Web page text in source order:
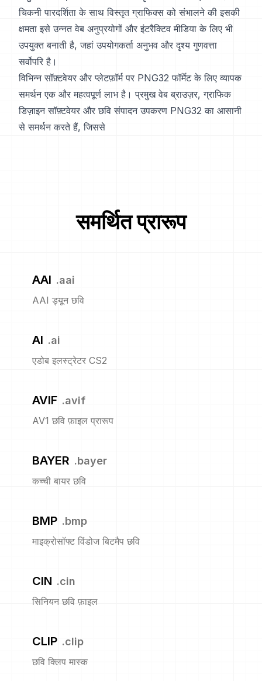
चिकनी पारदर्शिता के साथ विस्तृत ग्राफिक्स को संभालने की इसकी
क्षमता इसे उन्नत वेब अनुप्रयोगों और इंटरैक्टिव मीडिया के लिए भी
उपयुक्त बनाती है, जहां उपयोगकर्ता अनुभव और दृश्य गुणवत्ता
सर्वोपरि है।
विभिन्न सॉफ़्टवेयर और प्लेटफ़ॉर्म पर PNG32 फॉर्मेट के लिए व्यापक
समर्थन एक और महत्वपूर्ण लाभ है। प्रमुख वेब ब्राउज़र, ग्राफिक
डिज़ाइन सॉफ़्टवेयर और छवि संपादन उपकरण PNG32 का आसानी
से समर्थन करते हैं, जिससे
समर्थित प्रारूप
AAI .aai
AAI ड्यून छवि
AI .ai
एडोब इलस्ट्रेटर CS2
AVIF .avif
AV1 छवि फ़ाइल प्रारूप
BAYER .bayer
कच्ची बायर छवि
BMP .bmp
माइक्रोसॉफ्ट विंडोज बिटमैप छवि
CIN .cin
सिनियन छवि फ़ाइल
CLIP .clip
छवि क्लिप मास्क